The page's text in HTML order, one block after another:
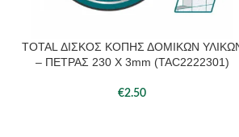
ΠΡΟΣΘΉΚΗ ΣΤΟ ΚΑΛΆΘΙ
TOTAL ΔΙΣΚΟΣ ΚΟΠΗΣ ΔΟΜΙΚΩΝ
– ΠΕΤΡΑΣ 230 Χ 3mm (TAC2222301)
€2.50